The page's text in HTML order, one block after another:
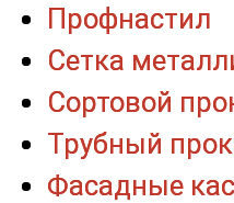
Профнастил
Сетка
Сортовой
Трубный
Фасадные
Профнастил
Сетка
Сортовой
Трубный
Фасадные